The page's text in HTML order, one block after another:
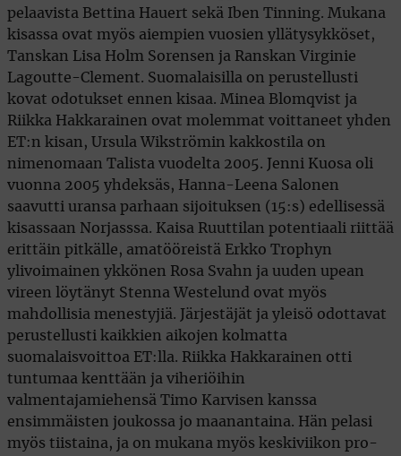
pelaavista Bettina Hauert sekä Iben Tinning. Mukana
kisassa ovat myös aiempien vuosien yllätysykköset,
Tanskan Lisa Holm Sorensen ja Ranskan Virginie
Lagoutte-Clement. Suomalaisilla on perustellusti
kovat odotukset ennen kisaa. Minea Blomqvist ja
Riikka Hakkarainen ovat molemmat voittaneet yhden
ET:n kisan, Ursula Wikströmin kakkostila on
nimenomaan Talista vuodelta 2005. Jenni Kuosa oli
vuonna 2005 yhdeksäs, Hanna-Leena Salonen
saavutti uransa parhaan sijoituksen (15:s) edellisessä
kisassaan Norjasssa. Kaisa Ruuttilan potentiaali riittää
erittäin pitkälle, amatööreistä Erkko Trophyn
ylivoimainen ykkönen Rosa Svahn ja uuden upean
vireen löytänyt Stenna Westelund ovat myös
mahdollisia menestyjiä. Järjestäjät ja yleisö odottavat
perustellusti kaikkien aikojen kolmatta
suomalaisvoittoa ET:lla. Riikka Hakkarainen otti
tuntumaa kenttään ja viheriöihin
valmentajamiehensä Timo Karvisen kanssa
ensimmäisten joukossa jo maanantaina. Hän pelasi
myös tiistaina, ja on mukana myös keskiviikon pro-